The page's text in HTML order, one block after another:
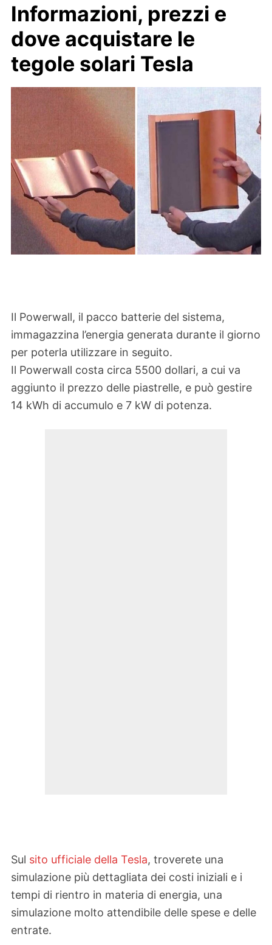
Informazioni, prezzi e
dove acquistare le
tegole solari Tesla
Il Powerwall, il pacco batterie del sistema,
immagazzina l’energia generata durante il giorno
per poterla utilizzare in seguito.
Il Powerwall costa circa 5500 dollari, a cui va
aggiunto il prezzo delle piastrelle, e può gestire
14 kWh di accumulo e 7 kW di potenza.
Sul sito ufficiale della Tesla, troverete una
simulazione più dettagliata dei costi iniziali e i
tempi di rientro in materia di energia, una
simulazione molto attendibile delle spese e delle
entrate.